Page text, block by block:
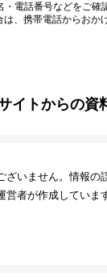
電話番号などをご確
、携帯電話からおか
イトからの資
いません。情報の
者が作成していま